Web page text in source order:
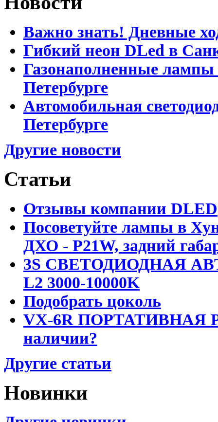
Важно знать! Дневные
Гибкий неон DLed в
Газонаполненные
Петербурге
Автомобильная
Петербурге
Другие новости
Статьи
Отзывы компании DLED
Посоветуйте лампы в
ДХО - P21W, задний
3S СВЕТОДИОДНАЯ
L2 3000-10000K
Подобрать цоколь
VX-6R ПОРТАТИВНАЯ
наличии?
Другие статьи
Новинки